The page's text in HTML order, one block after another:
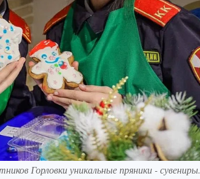
Горловки уникальные пряники -